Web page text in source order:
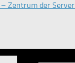
Zentrum der